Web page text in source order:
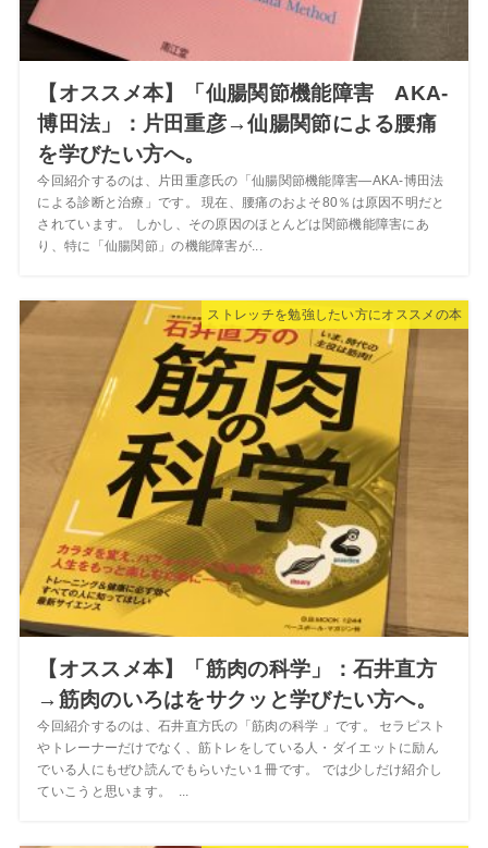
【オススメ本】「仙腸関節機能障害 AKA-
博田法」：片田重彦→仙腸関節による腰痛
を学びたい方へ。
今回紹介するのは、片田重彦氏の「仙腸関節機能障害―AKA‐博田法
による診断と治療」です。 現在、腰痛のおよそ80％は原因不明だと
されています。 しかし、その原因のほとんどは関節機能障害にあ
り、特に「仙腸関節」の機能障害が...
ストレッチを勉強したい方にオススメの本
【オススメ本】「筋肉の科学」：石井直方
→筋肉のいろはをサクッと学びたい方へ。
今回紹介するのは、石井直方氏の「筋肉の科学 」です。 セラピスト
やトレーナーだけでなく、筋トレをしている人・ダイエットに励ん
でいる人にもぜひ読んでもらいたい１冊です。 では少しだけ紹介し
ていこうと思います。 ...